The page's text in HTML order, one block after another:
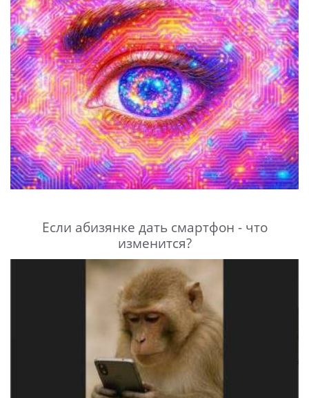
Если абизянке дать смартфон - что
изменится?